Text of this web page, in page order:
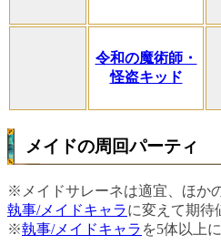
令和の魔術師・
怪盗キッド
メイドの周回パーティ
※メイドサレーネは適宜、ほか
執事/メイドキャラに変えて期待
※執事/メイドキャラ を5体以上